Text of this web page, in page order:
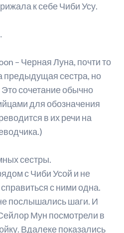
к себе Чиби Усу.
– Черная Луна, почти то
предыдущая сестра, но
сочетание обычно
для обозначения
в их речи на
сестры.
с Чиби Усой и не
с ними одна.
послышались шаги. И
Мун посмотрели в
Вдалеке показались